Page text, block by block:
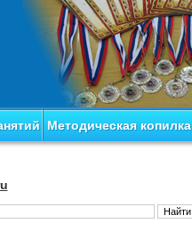
Методическая копилка